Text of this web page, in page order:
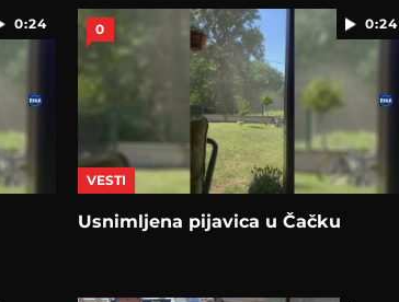
0:24 0:24
0
VESTI
Usnimljena pijavica u Čačku